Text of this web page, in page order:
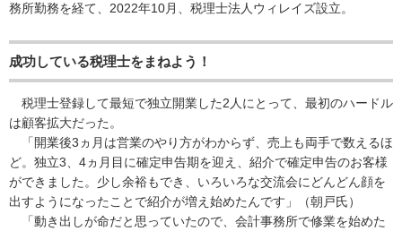
務所勤務を経て、2022年10月、税理士法人ウィレイズ設立。
成功している税理士をまねよう！
税理士登録して最短で独立開業した2人にとって、最初のハードル
は顧客拡大だった。
「開業後3ヵ月は営業のやり方がわからず、売上も両手で数えるほ
ど。独立3、4ヵ月目に確定申告期を迎え、紹介で確定申告のお客様
ができました。少し余裕もでき、いろいろな交流会にどんどん顔を
出すようになったことで紹介が増え始めたんです」（朝戸氏）
「動き出しが命だと思っていたので、会計事務所で修業を始めた